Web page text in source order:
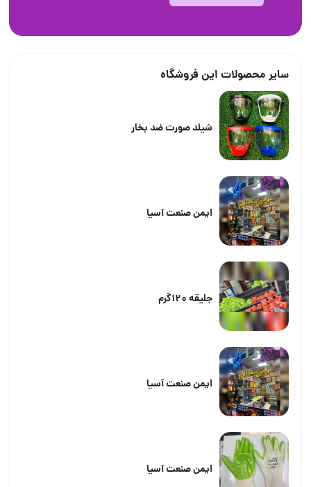
سایر محصولات این فروشگاه
شیلد صورت ضد بخار
ایمن صنعت آسیا
جلیقه ۱۲۰گرم
ایمن صنعت آسیا
ایمن صنعت آسیا